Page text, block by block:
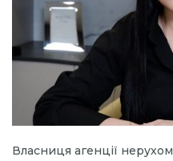
Власниця агенції